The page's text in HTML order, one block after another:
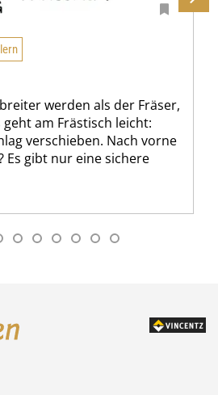
werden als der Fräser,
am Frästisch leicht:
verschieben. Nach vorne
Es gibt nur eine sichere